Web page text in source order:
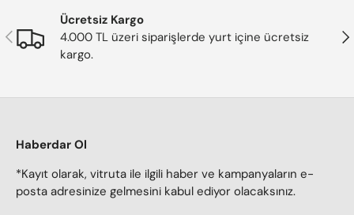
Önceki
Ücretsiz Kargo
4.000 TL üzeri siparişlerde yurt içine ücretsiz
kargo.
Haberdar Ol
*Kayıt olarak, vitruta ile ilgili haber ve kampanyaların e-
posta adresinize gelmesini kabul ediyor olacaksınız.